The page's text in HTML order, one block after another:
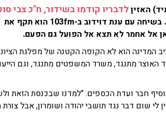
האזיןלדבריו קודמו בשידור, ח"כ צבי
שהעלה הצעת חוק להטבות מס לתושבי יהודה ושומרון. בשיחה עם ענת דוידוב ב-103fm הוא תקף את
אל אחמר לא תצא אל הפועל גם הפעם.
המדינה הוא לא הקופה הקטנה של מפלגת
האוצר מתנגד, משרד המשפטים מתנגד, וגם
חבר ועדת הכספים. "למדנו שבכנסת הזאת
לי שום דבר נגד תושבי יהודה ושומרון, אבל